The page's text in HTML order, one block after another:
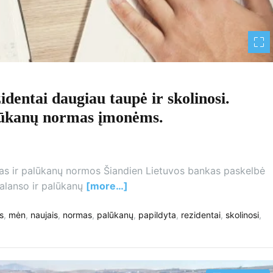
daugiau taupė ir skolinosi.
normas įmonėms.
ir palūkanų normos Šiandien Lietuvos bankas paskelbė
ir palūkanų [more…]
, mėn, naujais, normas, palūkanų, papildyta, rezidentai, skolinosi,